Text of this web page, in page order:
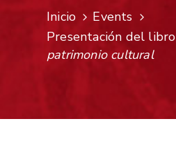
Inicio
Events
Presentación del libro
patrimonio cultural